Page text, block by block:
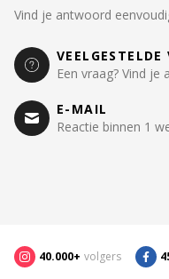
Vind je antwoord
VEELGESTELDE
Een vraag? Vind je
E-MAIL
Reactie binnen 1
40.000+ volgers